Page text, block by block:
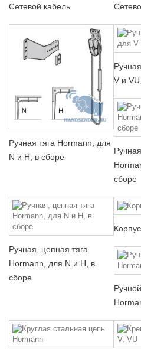
Сетевой кабель
Ручная тяга Hormann, для
N и H, в сборе
V и
сборе
Ручная, цепная тяга
Hormann, для N и H, в
сборе